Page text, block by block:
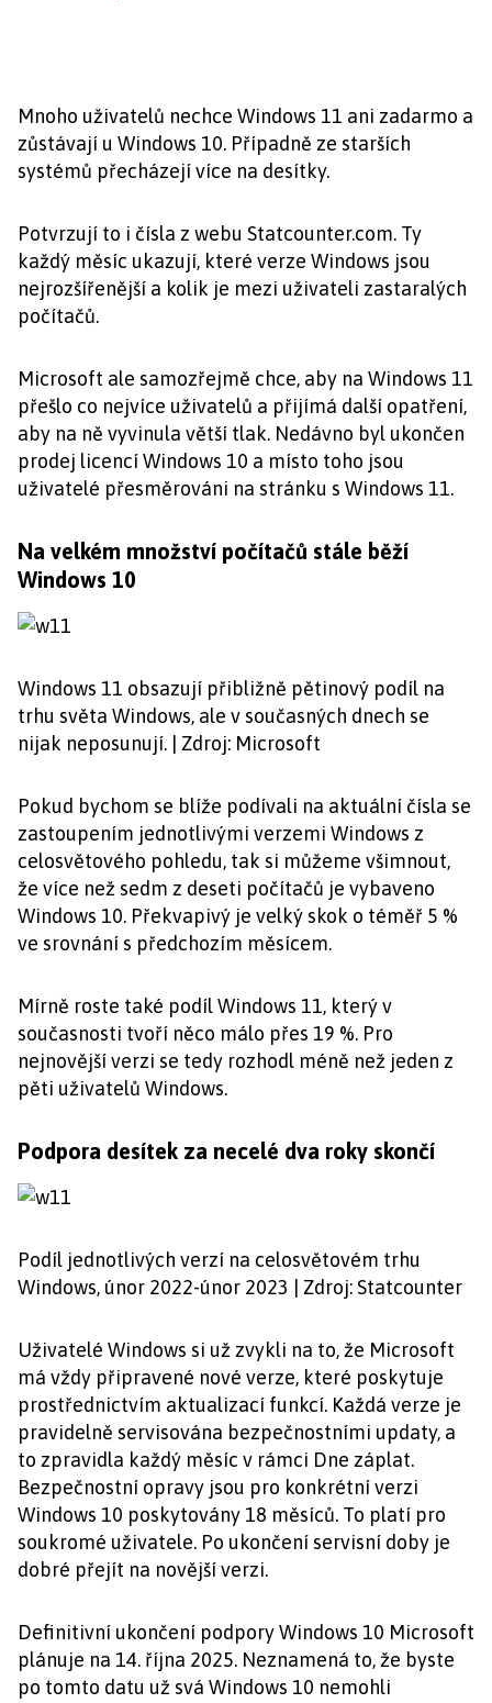
Mnoho uživatelů nechce Windows 11 ani zadarmo a
zůstávají u Windows 10. Případně ze starších
systémů přecházejí více na desítky.
Potvrzují to i čísla z webu Statcounter.com. Ty
každý měsíc ukazují, které verze Windows jsou
nejrozšířenější a kolik je mezi uživateli zastaralých
počítačů.
Microsoft ale samozřejmě chce, aby na Windows 11
přešlo co nejvíce uživatelů a přijímá další opatření,
aby na ně vyvinula větší tlak. Nedávno byl ukončen
prodej licencí Windows 10 a místo toho jsou
uživatelé přesměrováni na stránku s Windows 11.
Na velkém množství počítačů stále běží
Windows 10
Windows 11 obsazují přibližně pětinový podíl na
trhu světa Windows, ale v současných dnech se
nijak neposunují. | Zdroj: Microsoft
Pokud bychom se blíže podívali na aktuální čísla se
zastoupením jednotlivými verzemi Windows z
celosvětového pohledu, tak si můžeme všimnout,
že více než sedm z deseti počítačů je vybaveno
Windows 10. Překvapivý je velký skok o téměř 5 %
ve srovnání s předchozím měsícem.
Mírně roste také podíl Windows 11, který v
současnosti tvoří něco málo přes 19 %. Pro
nejnovější verzi se tedy rozhodl méně než jeden z
pěti uživatelů Windows.
Podpora desítek za necelé dva roky skončí
Podíl jednotlivých verzí na celosvětovém trhu
Windows, únor 2022-únor 2023 | Zdroj: Statcounter
Uživatelé Windows si už zvykli na to, že Microsoft
má vždy připravené nové verze, které poskytuje
prostřednictvím aktualizací funkcí. Každá verze je
pravidelně servisována bezpečnostními updaty, a
to zpravidla každý měsíc v rámci Dne záplat.
Bezpečnostní opravy jsou pro konkrétní verzi
Windows 10 poskytovány 18 měsíců. To platí pro
soukromé uživatele. Po ukončení servisní doby je
dobré přejít na novější verzi.
Definitivní ukončení podpory Windows 10 Microsoft
plánuje na 14. října 2025. Neznamená to, že byste
po tomto datu už svá Windows 10 nemohli